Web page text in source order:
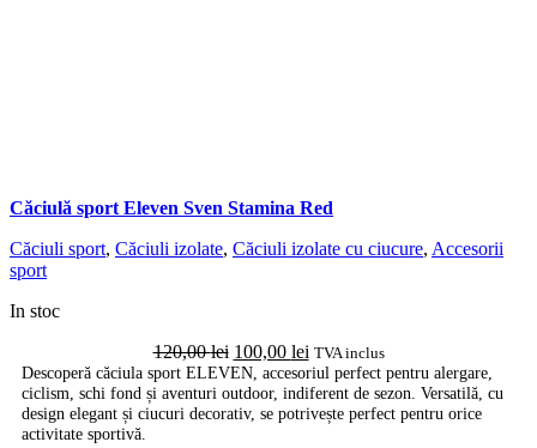
Căciulă sport Eleven Sven Stamina Red
Căciuli sport, Căciuli izolate, Căciuli izolate cu ciucure, Accesorii
sport
In stoc
120,00lei Prețul
inițial
a
fost:
100,00 leiPrețul
curent
este:
100,00 lei.
TVA inclus
Descoperă căciula sport ELEVEN, accesoriul perfect pentru alergare,
ciclism, schi fond și aventuri outdoor, indiferent de sezon. Versatilă, cu
design elegant și ciucuri decorativ, se potrivește perfect pentru orice
activitate sportivă.